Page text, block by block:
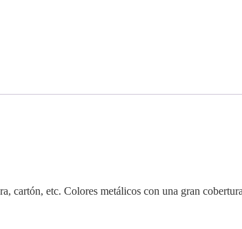
cartón, etc. Colores metálicos con una gran